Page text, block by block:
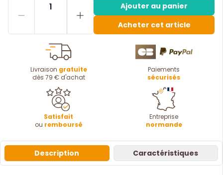
1
Ajouter au panier
Acheter cet article
Livraison gratuite
dès 79 € d'achat
Paiements
sécurisés
Satisfait
ou remboursé
Entreprise
normande
Description Caractéristiques